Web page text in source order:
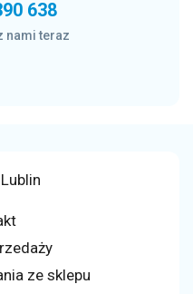
638
nami teraz
ze sklepu